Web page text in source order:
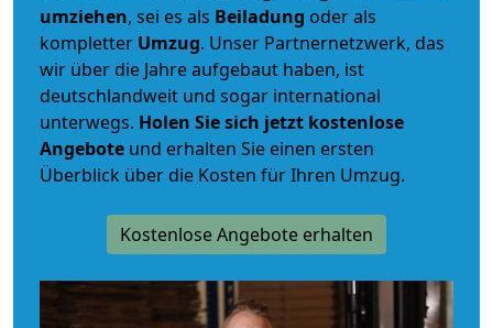
umziehen, sei es als Beiladung oder als
kompletter Umzug. Unser Partnernetzwerk, das
wir über die Jahre aufgebaut haben, ist
deutschlandweit und sogar international
unterwegs. Holen Sie sich jetzt kostenlose
Angebote und erhalten Sie einen ersten
Überblick über die Kosten für Ihren Umzug.
Kostenlose Angebote erhalten